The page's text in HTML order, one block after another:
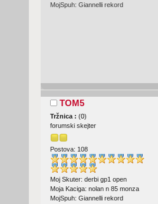
MojSpuh: Giannelli rekord
TOM5
Tržnica : (0)
forumski skejter
Postova: 108
Moj Skuter: derbi gp1 open
Moja Kaciga: nolan n 85 monza
MojSpuh: Giannelli rekord